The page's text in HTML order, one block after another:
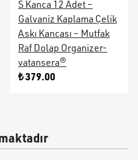
S Kanca 12 Adet –
Galvaniz Kaplama Çelik
Askı Kancası – Mutfak
Raf Dolap Organizer-
vatansera®
₺ 379.00